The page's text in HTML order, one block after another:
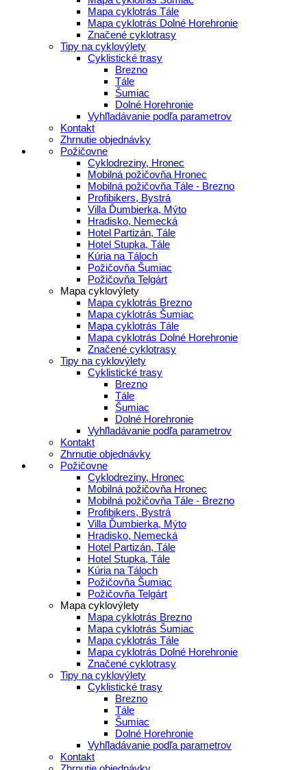
Mapa cyklotrás Tále
Mapa cyklotrás Dolné Horehronie
Značené cyklotrasy
Tipy na cyklovýlety
Cyklistické trasy
Brezno
Tále
Šumiac
Dolné Horehronie
Vyhľladávanie podľa parametrov
Kontakt
Zhrnutie objednávky
Požičovne
Cyklodreziny, Hronec
Mobilná požičovňa Hronec
Mobilná požičovňa Tále - Brezno
Profibikers, Bystrá
Villa Ďumbierka, Mýto
Hradisko, Nemecká
Hotel Partizán, Tále
Hotel Stupka, Tále
Kúria na Táloch
Požičovňa Šumiac
Požičovňa Telgárt
Mapa cyklovýlety
Mapa cyklotrás Brezno
Mapa cyklotrás Šumiac
Mapa cyklotrás Tále
Mapa cyklotrás Dolné Horehronie
Značené cyklotrasy
Tipy na cyklovýlety
Cyklistické trasy
Brezno
Tále
Šumiac
Dolné Horehronie
Vyhľladávanie podľa parametrov
Kontakt
Zhrnutie objednávky
Požičovne
Cyklodreziny, Hronec
Mobilná požičovňa Hronec
Mobilná požičovňa Tále - Brezno
Profibikers, Bystrá
Villa Ďumbierka, Mýto
Hradisko, Nemecká
Hotel Partizán, Tále
Hotel Stupka, Tále
Kúria na Táloch
Požičovňa Šumiac
Požičovňa Telgárt
Mapa cyklovýlety
Mapa cyklotrás Brezno
Mapa cyklotrás Šumiac
Mapa cyklotrás Tále
Mapa cyklotrás Dolné Horehronie
Značené cyklotrasy
Tipy na cyklovýlety
Cyklistické trasy
Brezno
Tále
Šumiac
Dolné Horehronie
Vyhľladávanie podľa parametrov
Kontakt